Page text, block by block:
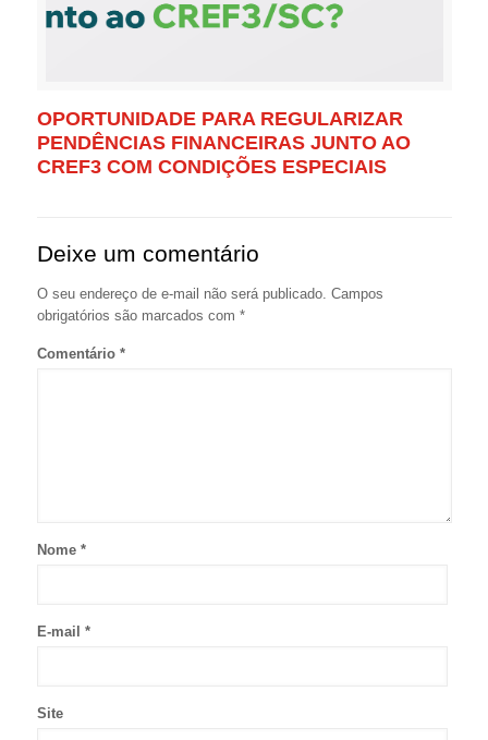
OPORTUNIDADE PARA REGULARIZAR
PENDÊNCIAS FINANCEIRAS JUNTO AO
CREF3 COM CONDIÇÕES ESPECIAIS
Deixe um comentário
O seu endereço de e-mail não será publicado. Campos
obrigatórios são marcados com *
Comentário *
Nome *
E-mail *
Site